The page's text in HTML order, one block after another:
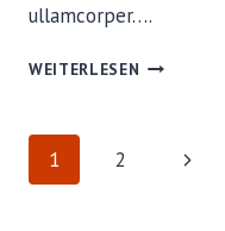
ullamcorper….
WEITERLESEN NEED
1 2